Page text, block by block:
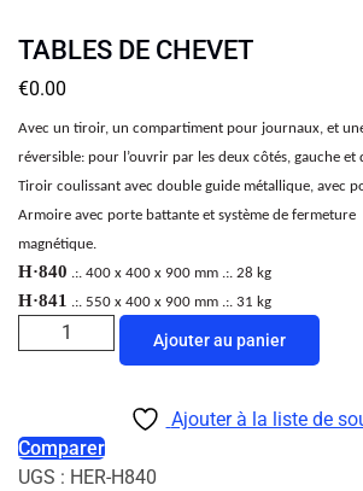
TABLES DE CHEVET
€0.00
Avec un tiroir, un compartiment pour journaux, et
réversible: pour l’ouvrir par les deux côtés, gauche et
Tiroir coulissant avec double guide métallique, avec
Armoire avec porte battante et système de fermeture
magnétique.
H·840 .:. 400 x 400 x 900 mm .:. 28 kg
H·841 .:. 550 x 400 x 900 mm .:. 31 kg
Ajouter au panier
Ajouter à la liste de
Comparer
UGS : HER-H840